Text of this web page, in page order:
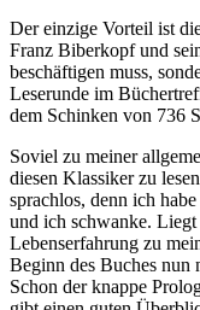
Der einzige Vorteil ist
Franz Biberkopf und
beschäftigen muss,
Leserunde im
dem Schinken von 736
Soviel zu meiner
diesen Klassiker zu
sprachlos, denn ich
und ich schwanke.
Lebenserfahrung zu
Beginn des Buches nun
Schon der knappe